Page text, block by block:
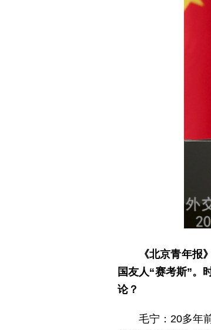
《北京青年
国友人“赛考斯”。
论？
毛宁：20多年